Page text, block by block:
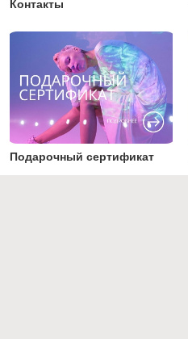
Подарочный сертификат